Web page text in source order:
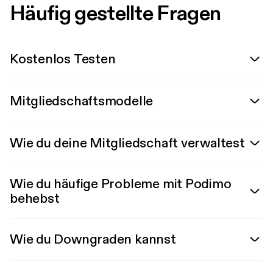
Häufig gestellte Fragen
Kostenlos Testen
Mitgliedschaftsmodelle
Wie du deine Mitgliedschaft verwaltest
Wie du häufige Probleme mit Podimo
behebst
Wie du Downgraden kannst